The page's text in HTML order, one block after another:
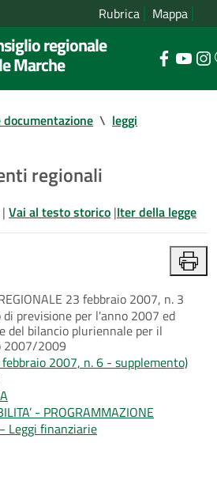
Rubrica Mappa
regionale
Marche
\ leggi
regionali
| Vai al testo storico |Iter della legge
23 febbraio 2007, n. 3
di previsione per l'anno 2007 ed
del bilancio pluriennale per il
2007/2009
febbraio 2007, n. 6 - supplemento)
- PROGRAMMAZIONE
Leggi finanziarie